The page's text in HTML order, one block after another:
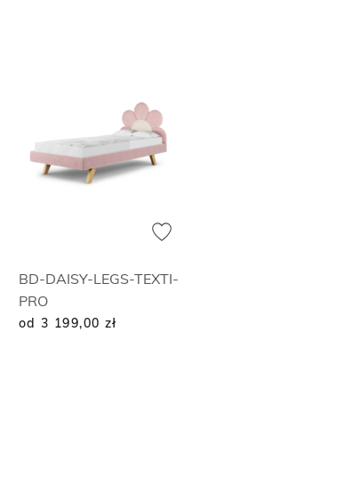
BD-DAISY-LEGS-TEXTI-
PRO
od 3 199,00 zł